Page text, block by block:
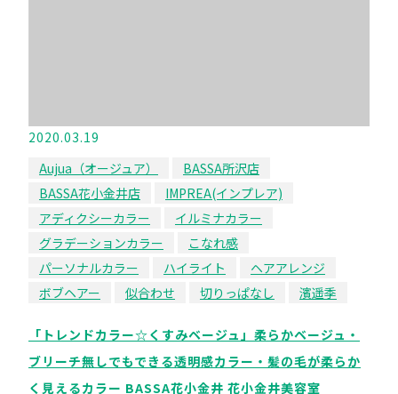
2020.03.19
Aujua（オージュア）
BASSA所沢店
BASSA花小金井店
IMPREA(インプレア)
アディクシーカラー
イルミナカラー
グラデーションカラー
こなれ感
パーソナルカラー
ハイライト
ヘアアレンジ
ボブヘアー
似合わせ 切りっぱなし 濱遥季
「トレンドカラー☆くすみベージュ」柔らかベージュ・
ブリーチ無しでもできる透明感カラー・髪の毛が柔らか
く見えるカラー BASSA花小金井 花小金井美容室